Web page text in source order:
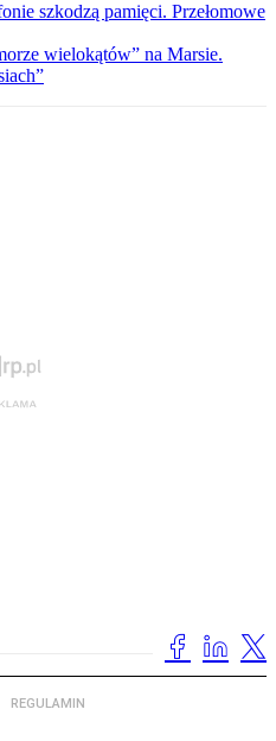
szkodzą pamięci. Przełomowe
wielokątów” na Marsie.
REGULAMIN